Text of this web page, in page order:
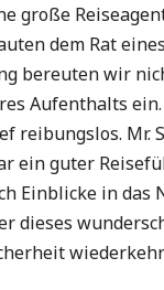
große
dem Rat
bereuten wir
Aufenthalts
reibungslos. Mr.
ein guter
Einblicke in das
dieses